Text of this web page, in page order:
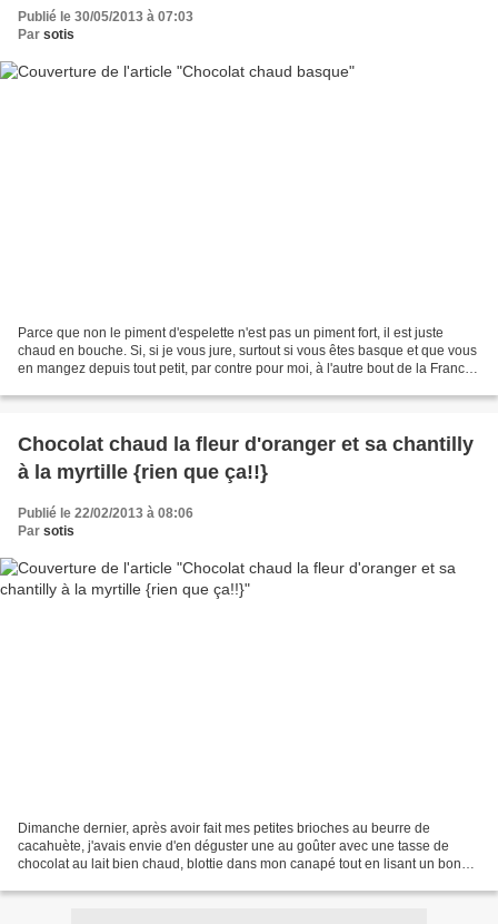
Publié le 30/05/2013 à 07:03
Par sotis
Parce que non le piment d'espelette n'est pas un piment fort, il est juste
chaud en bouche. Si, si je vous jure, surtout si vous êtes basque et que vous
en mangez depuis tout petit, par contre pour moi, à l'autre bout de la France,
Chocolat chaud la fleur d'oranger et sa chantilly
à la myrtille {rien que ça!!}
Publié le 22/02/2013 à 08:06
Par sotis
Dimanche dernier, après avoir fait mes petites brioches au beurre de
cacahuète, j'avais envie d'en déguster une au goûter avec une tasse de
chocolat au lait bien chaud, blottie dans mon canapé tout en lisant un bon